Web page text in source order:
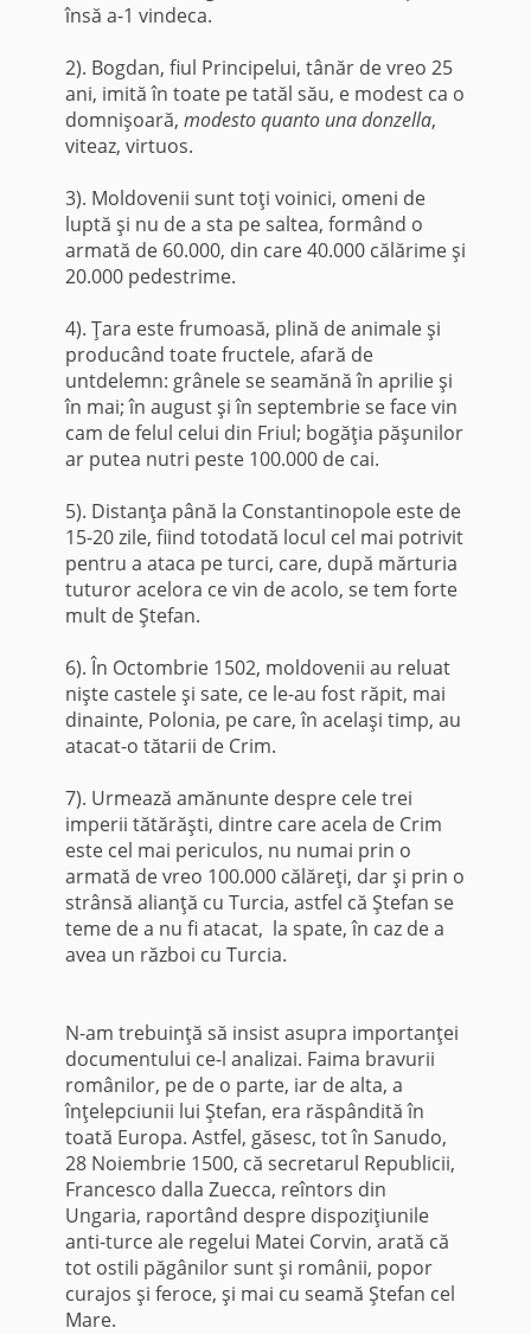
însă a-1 vindeca.
2). Bogdan, fiul Principelui, tânăr de vreo 25
ani, imită în toate pe tatăl său, e modest ca o
domnişoară, modesto quanto una donzella,
viteaz, virtuos.
3). Moldovenii sunt toţi voinici, omeni de
luptă şi nu de a sta pe saltea, formând o
armată de 60.000, din care 40.000 călărime şi
20.000 pedestrime.
4). Ţara este frumoasă, plină de animale şi
producând toate fructele, afară de
untdelemn: grâ­nele se seamănă în aprilie şi
în mai; în august şi în septembrie se face vin
cam de felul celui din Friul; bogăţia păşunilor
ar putea nutri peste 100.000 de cai.
5). Distanţa până la Constantinopole este de
15-20 zile, fiind totodată locul cel mai potri­vit
pentru a ataca pe turci, care, după mărturia
tuturor acelora ce vin de acolo, se tem forte
mult de Ştefan.
6). În Octombrie 1502, moldovenii au reluat
nişte castele şi sate, ce le-au fost răpit, mai
dinainte, Polonia, pe care, în acelaşi timp, au
atacat-o tă­tarii de Crim.
7). Urmează amănunte despre cele trei
imperii tătărăşti, dintre care acela de Crim
este cel mai periculos, nu numai prin o
armată de vreo 100.000 călăreţi, dar şi prin o
strânsă alianţă cu Turcia, astfel că Ştefan se
teme de a nu fi atacat, la spate, în caz de a
avea un război cu Turcia.
N-am trebuinţă să insist asupra importanţei
documentului ce-l analizai. Faima bravurii
românilor, pe de o parte, iar de alta, a
înţelepciunii lui Ştefan, era răspândită în
toată Europa. Astfel, găsesc, tot în Sanudo,
28 Noiembrie 1500, că secretarul Republicii,
Francesco dalla Zuecca, reîntors din
Ungaria, raportând despre dispoziţiunile
anti-turce ale regelui Matei Corvin, arată că
tot ostili păgânilor sunt şi româ­nii, popor
curajos şi feroce, şi mai cu seamă Şte­fan cel
Mare.